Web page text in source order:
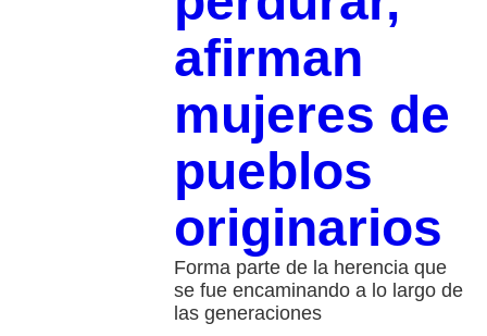
afirman
mujeres de
pueblos
originarios
Forma parte de la herencia que
se fue encaminando a lo largo de
las generaciones